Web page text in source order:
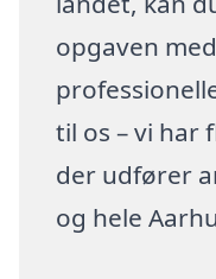
opgaven
til os – vi har
der udfører
og hele